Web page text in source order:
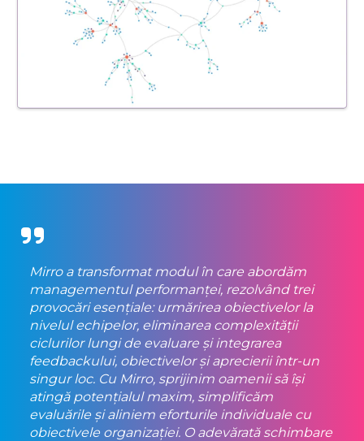
Mirro a transformat modul în care abordăm
managementul performanței, rezolvând trei
provocări esențiale: urmărirea obiectivelor la
nivelul echipelor, eliminarea complexității
ciclurilor lungi de evaluare și integrarea
feedbackului, obiectivelor și aprecierii într-un
singur loc. Cu Mirro, sprijinim oamenii să își
atingă potențialul maxim, simplificăm
evaluările și aliniem eforturile individuale cu
obiectivele organizației. O adevărată schimbare